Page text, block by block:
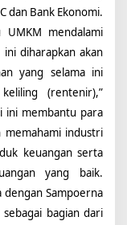
dan Bank Ekonomi.
mendalami
ini diharapkan akan
yang selama ini
(rentenir),”
ini membantu para
memahami industri
keuangan serta
yang baik.
dengan Sampoerna
bagian dari